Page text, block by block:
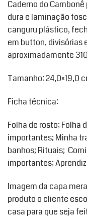
Caderno do
dura e laminação
canguru plástico,
em button, divisórias
aproximadamente
Tamanho: 24,0×19,0
Ficha técnica:
Folha de rosto; Folha
importantes; Minha
banhos; Rituais;
importantes;
Imagem da capa
produto o cliente
casa para que seja